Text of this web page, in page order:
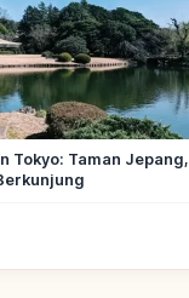
Tokyo: Taman Jepang,